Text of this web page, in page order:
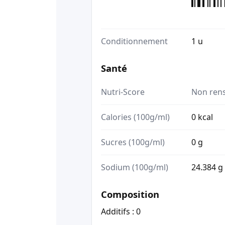
Conditionnement 1 u
Santé
Nutri-Score Non
Calories (100g/ml) 0 kcal
Sucres (100g/ml) 0 g
Sodium (100g/ml) 24.384 g
Composition
Additifs : 0